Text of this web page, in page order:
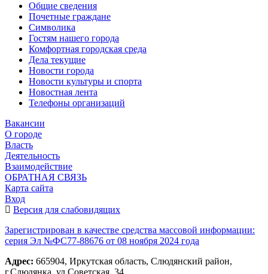
Общие сведения
Почетные граждане
Символика
Гостям нашего города
Комфортная городская среда
Дела текущие
Новости города
Новости культуры и спорта
Новостная лента
Телефоны организаций
Вакансии
О городе
Власть
Деятельность
Взаимодействие
ОБРАТНАЯ СВЯЗЬ
Карта сайта
Вход
Версия для слабовидящих
Зарегистрирован в качестве средства массовой информации:
серия Эл №ФС77-88676 от 08 ноября 2024 года
Адрес: 665904, Иркутская область, Слюдянский район,